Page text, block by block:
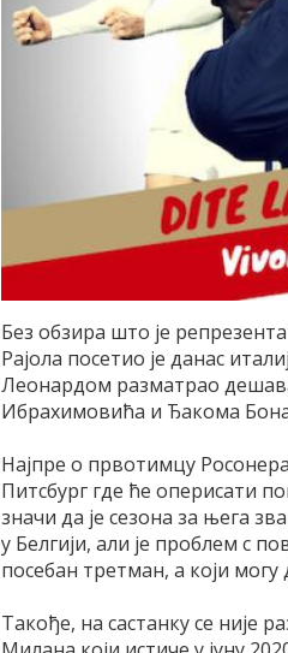
Без обзира што је
Рајола посетио је данас
Леонардом разматрао
Ибрахимовића и Ђакома
Најпре о првотимцу
Питсбург где ће оперисати
значи да је сезона за њега
у Белгији, али је проблем с
посебан третман, а који
Такође, на састанку се није